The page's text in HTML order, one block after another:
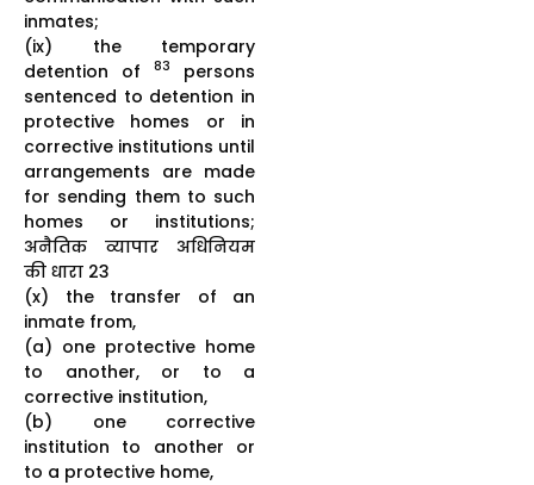
inmates;
(ix) the temporary
detention of
83
persons
sentenced to detention in
protective homes or in
corrective institutions until
arrangements are made
for sending them to such
homes or institutions;
अनैतिक व्यापार अधिनियम
की धारा 23
(x) the transfer of an
inmate from,
(a) one protective home
to another, or to a
corrective institution,
(b) one corrective
institution to another or
to a protective home,